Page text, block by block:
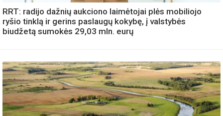
RRT: radijo dažnių aukciono laimėtojai plės mobiliojo
ryšio tinklą ir gerins paslaugų kokybę, į valstybės
biudžetą sumokės 29,03 mln. eurų